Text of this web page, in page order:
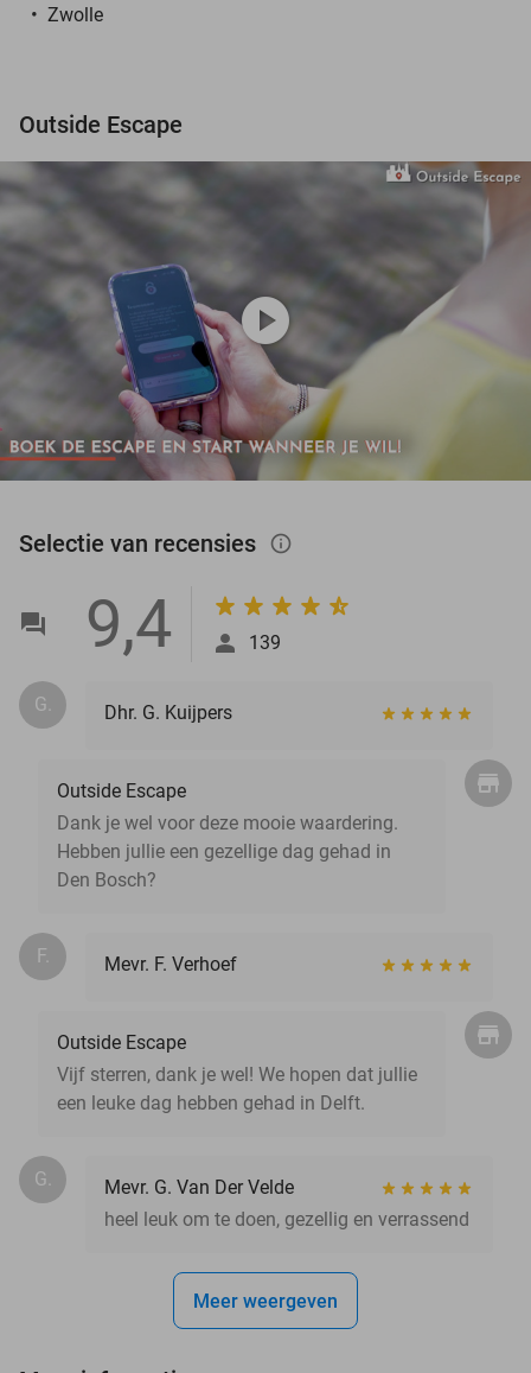
Zwolle
Outside Escape
play_circle
Selectie van recensies info_outlined
9,4 139
G. Dhr. G. Kuijpers
Outside Escape
Dank je wel voor deze mooie waardering.
Hebben jullie een gezellige dag gehad in
Den Bosch?
F. Mevr. F. Verhoef
Outside Escape
Vijf sterren, dank je wel! We hopen dat jullie
een leuke dag hebben gehad in Delft.
G.
Mevr. G. Van Der Velde
heel leuk om te doen, gezellig en verrassend
Meer weergeven